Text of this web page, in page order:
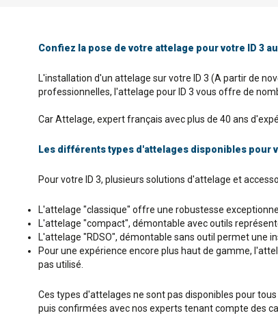
Confiez la pose de votre attelage pour votre ID 3
L'installation d'un attelage sur votre ID 3 (A partir de
professionnelles, l'attelage pour ID 3 vous offre de
Car Attelage, expert français avec plus de 40 ans
Les différents types d'attelages disponibles pour
Pour votre ID 3, plusieurs solutions d'attelage et
L'attelage "classique" offre une robustesse
L'attelage "compact", démontable avec outils
L'attelage "RDSO", démontable sans outil permet une
Pour une expérience encore plus haut de gamme,
pas utilisé.
Ces types d'attelages ne sont pas disponibles pour
puis confirmées avec nos experts tenant compte des